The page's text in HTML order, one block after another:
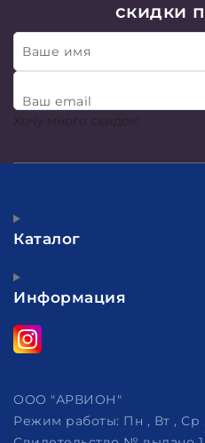
скидки
Ваше имя
Ваш email
Хочу много скидок!
Каталог
Информация
ООО "АРВИОН"
Режим работы: Пн , Вт , Ср